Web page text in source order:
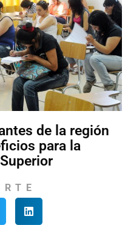
de la región
para la